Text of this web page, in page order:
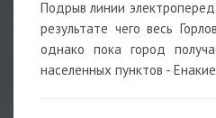
Подрыв линии
результате чего весь
однако пока город
населенных пунктов -